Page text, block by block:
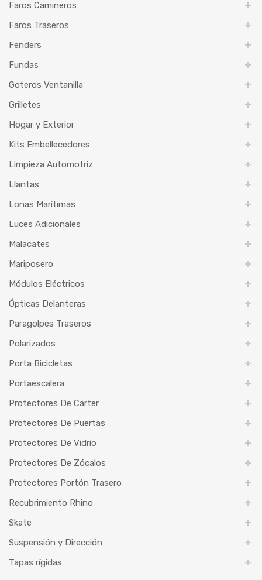
Faros Camineros
Faros Traseros
Fenders
Fundas
Goteros Ventanilla
Grilletes
Hogar y Exterior
Kits Embellecedores
Limpieza Automotriz
Llantas
Lonas Marítimas
Luces Adicionales
Malacates
Mariposero
Módulos Eléctricos
Ópticas Delanteras
Paragolpes Traseros
Polarizados
Porta Bicicletas
Portaescalera
Protectores De Carter
Protectores De Puertas
Protectores De Vidrio
Protectores De Zócalos
Protectores Portón Trasero
Recubrimiento Rhino
Skate
Suspensión y Dirección
Tapas rígidas